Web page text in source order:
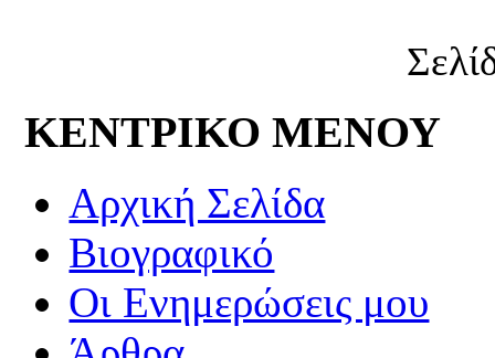
ΚΕΝΤΡΙΚΟ ΜΕΝΟΥ
Αρχική Σελίδα
Βιογραφικό
Οι Ενημερώσεις μου